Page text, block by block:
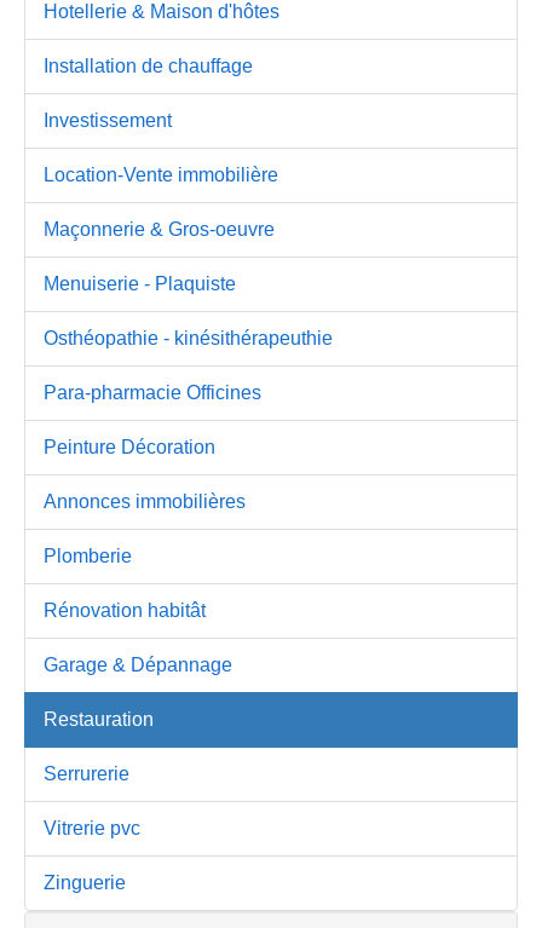
Hotellerie & Maison d'hôtes
Installation de chauffage
Investissement
Location-Vente immobilière
Maçonnerie & Gros-oeuvre
Menuiserie - Plaquiste
Osthéopathie - kinésithérapeuthie
Para-pharmacie Officines
Peinture Décoration
Annonces immobilières
Plomberie
Rénovation habitât
Garage & Dépannage
Restauration
Serrurerie
Vitrerie pvc
Zinguerie